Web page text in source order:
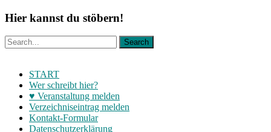
Hier kannst du stöbern!
START
Wer schreibt hier?
♥ Veranstaltung melden
Verzeichniseintrag melden
Kontakt-Formular
Datenschutzerklärung